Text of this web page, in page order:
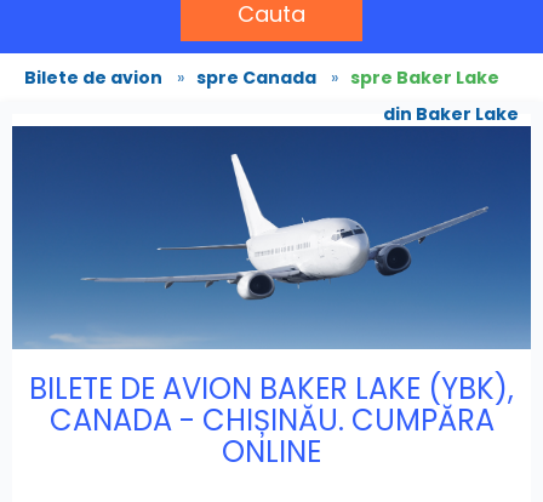
Cauta
Bilete de avion » spre Canada » spre Baker Lake
din Baker Lake
BILETE DE AVION BAKER LAKE (YBK),
CANADA - CHIȘINĂU. CUMPĂRA
ONLINE